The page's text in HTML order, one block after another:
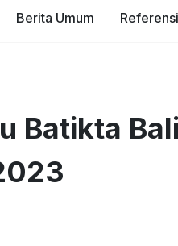
Berita Umum Referensi
Batikta